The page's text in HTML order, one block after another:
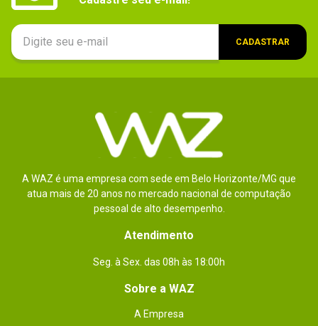
CADASTRAR
A WAZ é uma empresa com sede em Belo Horizonte/MG que
atua mais de 20 anos no mercado nacional de computação
pessoal de alto desempenho.
Atendimento
Seg. à Sex. das 08h às 18:00h
Sobre a WAZ
A Empresa